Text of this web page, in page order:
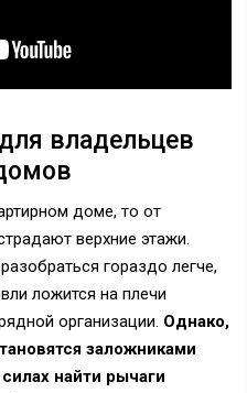
владельцев
доме, то от
верхние этажи.
гораздо легче,
ложится на плечи
организации. Однако,
заложниками
найти рычаги